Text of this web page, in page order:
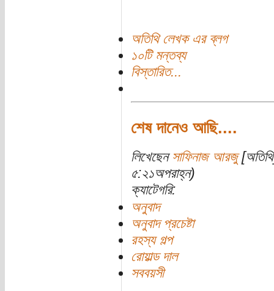
অতিথি লেখক এর ব্লগ
১০টি মন্তব্য
বিস্তারিত...
শেষ দানেও আছি....
লিখেছেন সাফিনাজ আরজু
৫:২১অপরাহ্ন)
ক্যাটেগরি:
অনুবাদ
অনুবাদ প্রচেষ্টা
রহস্য গল্প
রোয়াল্ড দাল
সববয়সী